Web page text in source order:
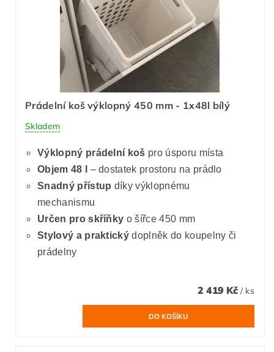
Prádelní koš výklopný 450 mm - 1x48l bílý
Skladem
Výklopný prádelní koš pro úsporu místa
Objem 48 l
– dostatek prostoru na prádlo
Snadný přístup díky výklopnému
mechanismu
Určen pro skříňky o šířce 450 mm
Stylový a praktický doplněk do koupelny či
prádelny
2 419 Kč / ks